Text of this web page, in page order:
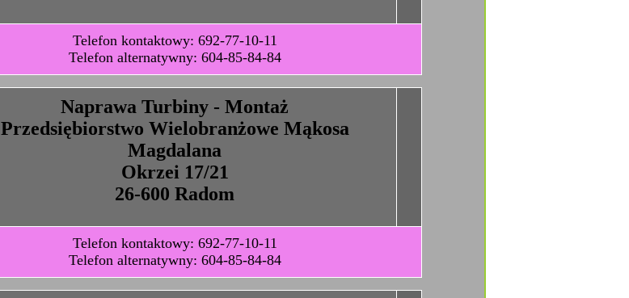
Telefon kontaktowy: 692-77-10-11
Telefon alternatywny: 604-85-84-84
Naprawa Turbiny - Montaż
Przedsiębiorstwo Wielobranżowe Mąkosa
Magdalana
Okrzei 17/21
26-600 Radom
Telefon kontaktowy: 692-77-10-11
Telefon alternatywny: 604-85-84-84